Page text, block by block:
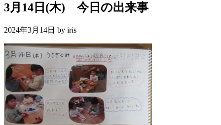
3月14日(木) 今日の出来事
2024年3月14日 by iris